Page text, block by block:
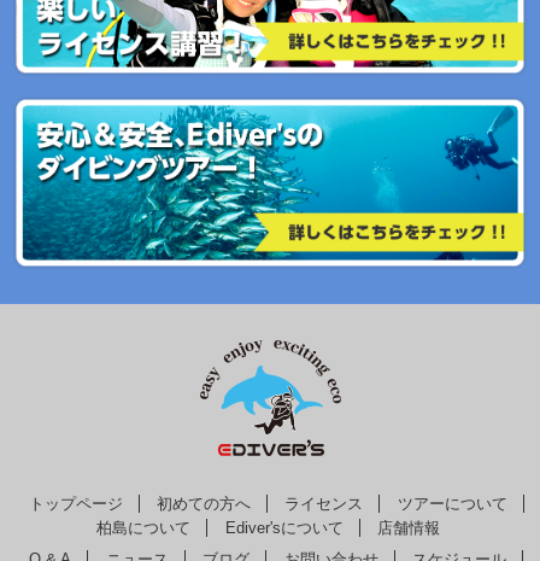
トップページ 初めての方へ ライセンス
ツアーについて
柏島について
Ediver'sについて
店舗情報